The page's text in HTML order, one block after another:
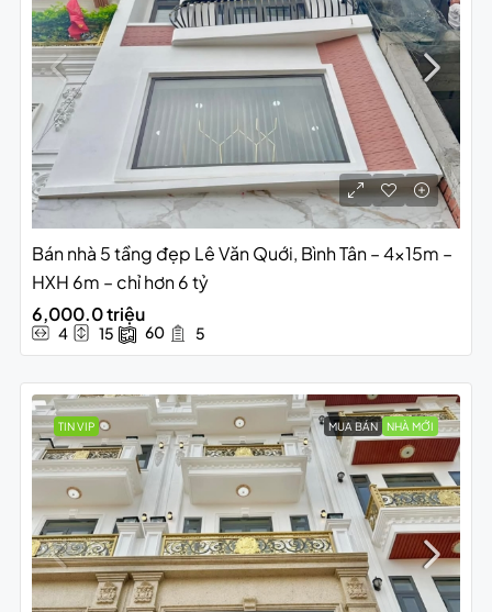
Bán nhà 5 tầng đẹp Lê Văn Quới, Bình Tân – 4x15m –
HXH 6m – chỉ hơn 6 tỷ
6,000.0 triệu
4 15 60 5
TIN VIP MUA BÁN NHÀ MỚI